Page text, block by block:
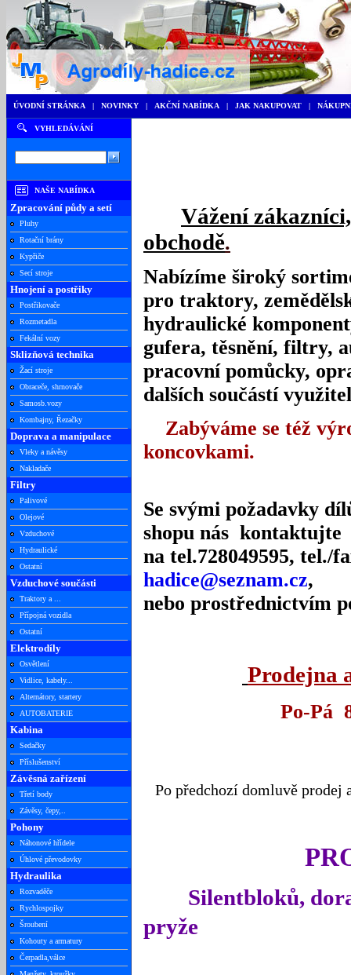
ÚVODNÍ STRÁNKA | NOVINKY | AKČNÍ NABÍDKA | JAK NAKUPOVAT |
VYHLEDÁVÁNÍ
NAŠE NABÍDKA
Zpracování půdy a setí
Pluhy
Rotační brány
Kypřiče
Secí stroje
Hnojení a postřiky
Postřikovače
Rozmetadla
Fekální vozy
Sklizňová technika
Žací stroje
Obraceče, shrnovače
Samosb.vozy
Kombajny, Řezačky
Doprava a manipulace
Vleky a návěsy
Nakladače
Filtry
Palivové
Olejové
Vzduchové
Hydraulické
Ostatní
Vzduchové součásti
Traktory a ...
Přípojná vozidla
Ostatní
Elektrodíly
Osvětlení
Vidlice, kabely...
Alternátory, startery
AUTOBATERIE
Kabina
Sedačky
Příslušenství
Závěsná zařízení
Třetí body
Závěsy, čepy,..
Pohony
Náhonové hřídele
Úhlové převodovky
Hydraulika
Rozvaděče
Rychlospojky
Šroubení
Kohouty a armatury
Čerpadla,válce
Vážení
obchodě.
Nabízíme široký
pro traktory,
hydraulické
gufera, těsnění, filtry,
pracovní pomůcky,
dalších součástí
Zabýváme se též
koncovkami.
Se svými požadavky
shopu nás kontaktujte
na tel.728049595, tel./
hadice@seznam.cz,
nebo prostřednictvím
Prodejna
Po-Pá 8.00-
Po předchozí domluvě prodej
Silentbloků,
pryže